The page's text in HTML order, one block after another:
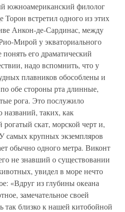
южноамериканский филолог
встретил одного из этих
Анкон-де-Сардинас, между
Мирой у экваториального
его драматический
надо вспомнить, что у
плавников обособлены и
обе стороны рта длинные,
рога. Это послужило
таких, как
скат, морской черт и,
самых крупных экземпляров
обычно одного метра. Виконт
не знавший о существовании
увидел в море нечто
«Вдруг из глубины океана
замечательное своей
так близко к нашей китобойной